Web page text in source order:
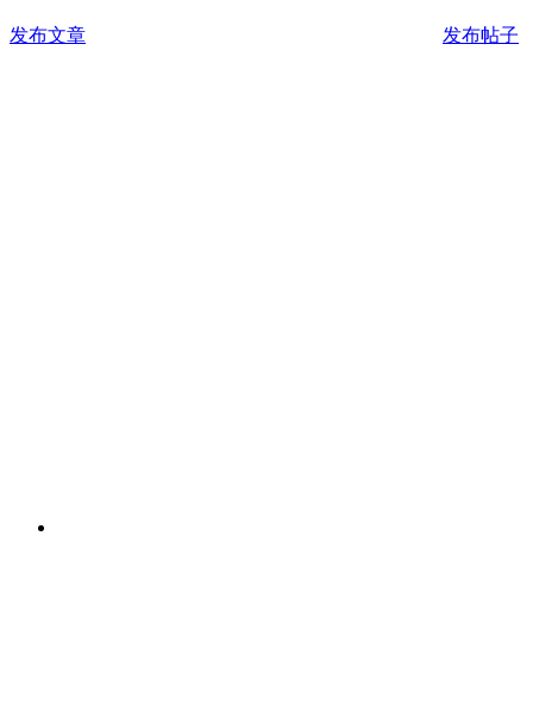
发布文章 发布帖子